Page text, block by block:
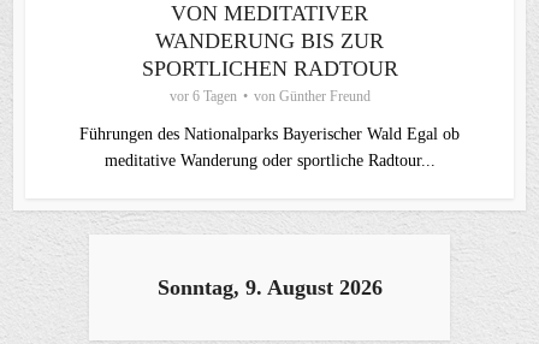
VON MEDITATIVER
WANDERUNG BIS ZUR
SPORTLICHEN RADTOUR
vor 6 Tagen von Günther Freund
Führungen des Nationalparks Bayerischer Wald Egal ob
meditative Wanderung oder sportliche Radtour...
Sonntag, 9. August 2026